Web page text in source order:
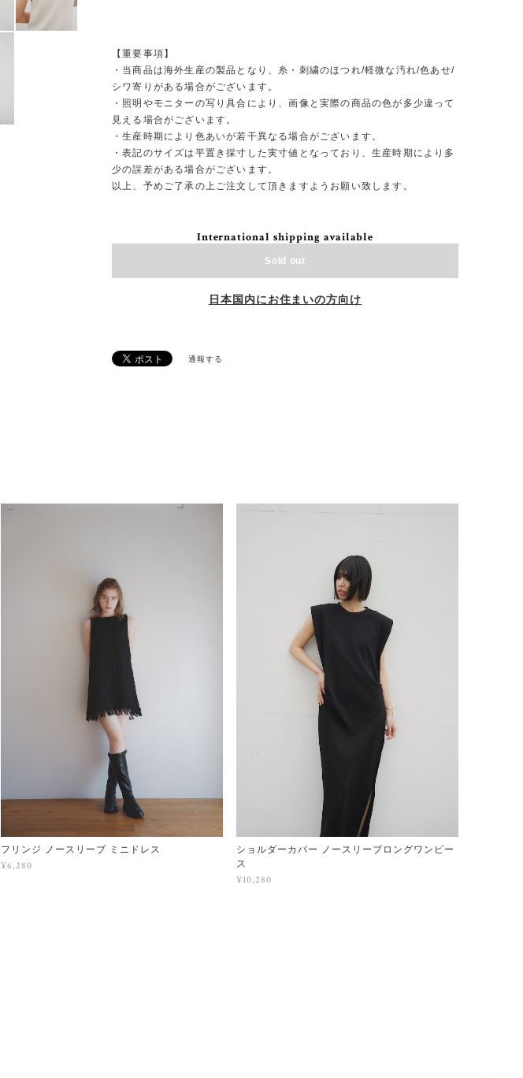
【重要事項】
・当商品は海外生産の製品となり、糸・刺繍のほつれ/軽微な汚れ/色あせ/
シワ寄りがある場合がございます。
・照明やモニターの写り具合により、画像と実際の商品の色が多少違って
見える場合がございます。
・生産時期により色あいが若干異なる場合がございます。
・表記のサイズは平置き採寸した実寸値となっており、生産時期により多
少の誤差がある場合がございます。
以上、予めご了承の上ご注文して頂きますようお願い致します。
International shipping available
Sold out
日本国内にお住まいの方向け
通報する
フリンジ ノースリーブ ミニドレス
¥6,280
ショルダーカバー ノースリーブロングワンピー
ス
¥10,280